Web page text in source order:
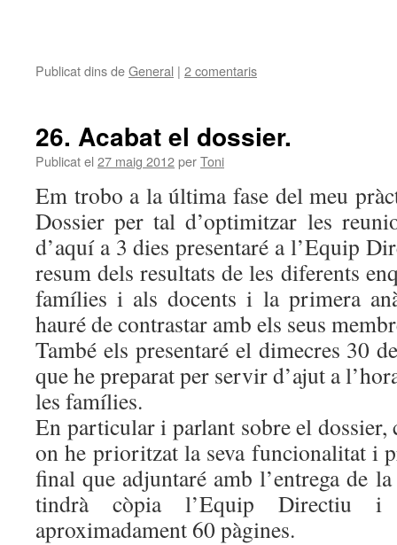
Publicat dins deGeneral | 2 comentaris
26. Acabat el dossier.
Publicat el 27 maig 2012perToni
Em trobo a la última fase del meu
Dossier per tal d’optimitzar les
d’aquí a 3 dies presentaré a l’Equip
resum dels resultats de les diferents
famílies i als docents i la primera
hauré de contrastar amb els seus
També els presentaré el dimecres 30
que he preparat per servir d’ajut a
les famílies.
En particular i parlant sobre el dossier,
on he prioritzat la seva funcionalitat i
final que adjuntaré amb l’entrega de
tindrà còpia l’Equip Directiu i
aproximadament 60 pàgines.